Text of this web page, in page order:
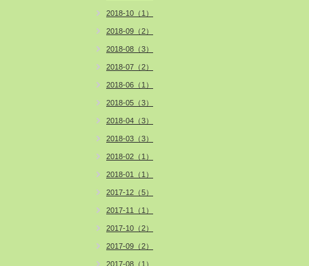
2018-10（1）
2018-09（2）
2018-08（3）
2018-07（2）
2018-06（1）
2018-05（3）
2018-04（3）
2018-03（3）
2018-02（1）
2018-01（1）
2017-12（5）
2017-11（1）
2017-10（2）
2017-09（2）
2017-08（1）